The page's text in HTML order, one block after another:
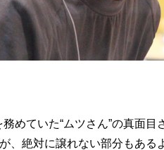
めていた“ムツさん”の真面目
が、絶対に譲れない部分もあ